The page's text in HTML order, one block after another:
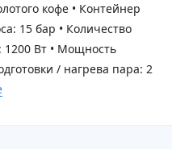
кофе • Контейнер
15 бар • Количество
1200 Вт • Мощность
/ нагрева пара: 2